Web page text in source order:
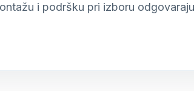
i podršku pri izboru